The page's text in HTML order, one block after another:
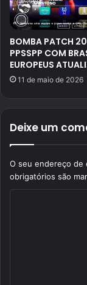
BOMBA PATCH
PPSSPP COM
EUROPEUS
11 de maio de 2026
Deixe um
O seu endereço de
obrigatórios são